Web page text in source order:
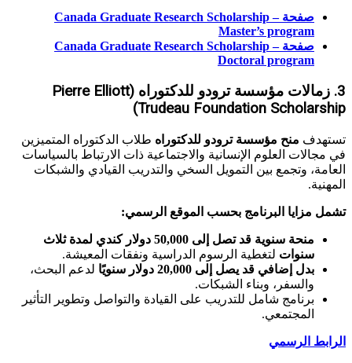
صفحة Canada Graduate Research Scholarship –
Master’s program
صفحة Canada Graduate Research Scholarship –
Doctoral program
3. زمالات مؤسسة ترودو للدكتوراه (Pierre Elliott
Trudeau Foundation Scholarship)
تستهدف منح مؤسسة ترودو للدكتوراه طلاب الدكتوراه المتميزين
في مجالات العلوم الإنسانية والاجتماعية ذات الارتباط بالسياسات
العامة، وتجمع بين التمويل السخي والتدريب القيادي والشبكات
المهنية.
تشمل مزايا البرنامج بحسب الموقع الرسمي:
منحة سنوية قد تصل إلى 50,000 دولار كندي لمدة ثلاث
سنوات لتغطية الرسوم الدراسية ونفقات المعيشة.
بدل إضافي قد يصل إلى 20,000 دولار سنويًا
لدعم البحث،
والسفر، وبناء الشبكات.
برنامج شامل للتدريب على القيادة والتواصل وتطوير التأثير
المجتمعي.
الرابط الرسمي